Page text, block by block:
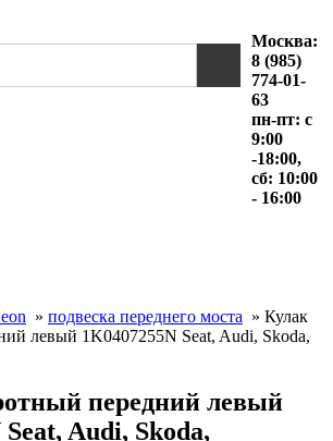
Москва:
8 (985)
774-01-
63
пн-пт: с
9:00
-18:00,
сб: 10:00
- 16:00
» подвеска переднего моста » Кулак
левый 1K0407255N Seat, Audi, Skoda,
передний левый
Audi, Skoda,